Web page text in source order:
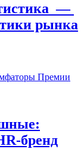
—
рынка
бренд